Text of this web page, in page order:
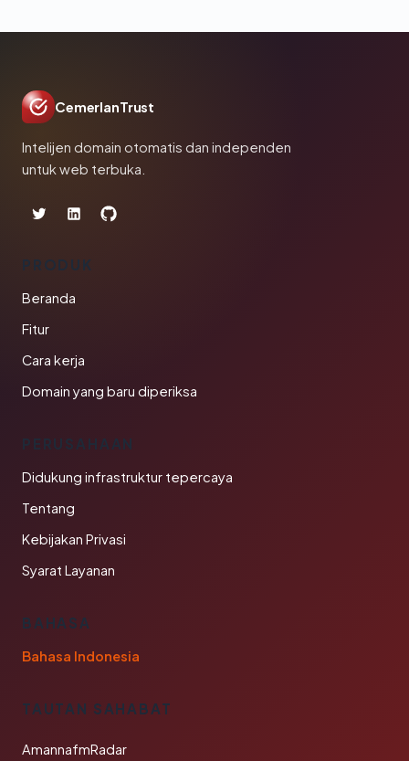
CemerlanTrust
Intelijen domain otomatis dan independen
untuk web terbuka.
PRODUK
Beranda
Fitur
Cara kerja
Domain yang baru diperiksa
PERUSAHAAN
Didukung infrastruktur tepercaya
Tentang
Kebijakan Privasi
Syarat Layanan
BAHASA
Bahasa Indonesia
TAUTAN SAHABAT
AmannafmRadar